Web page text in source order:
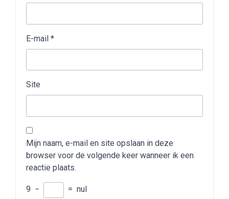
E-mail *
Site
Mijn naam, e-mail en site opslaan in deze
browser voor de volgende keer wanneer ik een
reactie plaats.
9 − = nul